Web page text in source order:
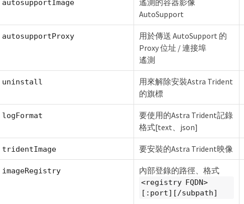
autosupportImage
遙測的容器影像
AutoSupport
autosupportProxy
用於傳送 AutoSupport 的
Proxy 位址 / 連接埠
遙測
uninstall
用來解除安裝Astra Trident
的旗標
logFormat
要使用的Astra Trident記錄
格式[text、json]
tridentImage 要安裝的Astra Trident映像
imageRegistry 內部登錄的路徑、格式
<registry FQDN>
[:port][/subpath]